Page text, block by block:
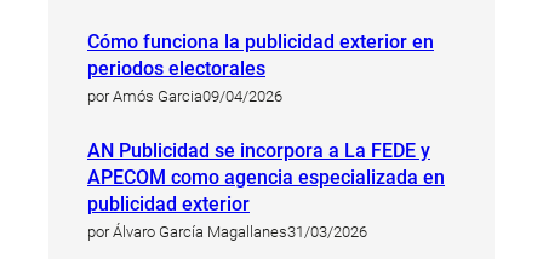
Cómo funciona la publicidad exterior en
periodos electorales
por Amós Garcia09/04/2026
AN Publicidad se incorpora a La FEDE y
APECOM como agencia especializada en
publicidad exterior
por Álvaro García Magallanes31/03/2026